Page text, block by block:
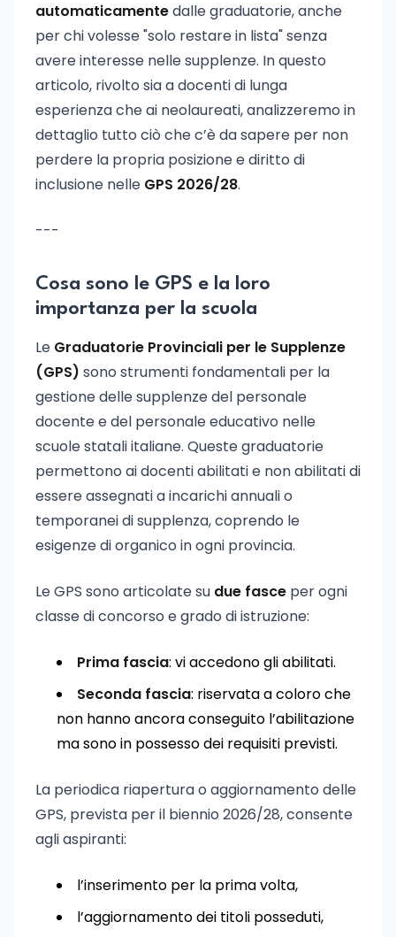
automaticamentedalle graduatorie, anche
per chi volesse "solo restare in lista" senza
avere interesse nelle supplenze. In questo
articolo, rivolto sia a docenti di lunga
esperienza che ai neolaureati, analizzeremo in
dettaglio tutto ciò che c’è da sapere per non
perdere la propria posizione e diritto di
inclusione nelle GPS 2026/28.
---
Cosa sono le GPS e la loro
importanza per la scuola
Le Graduatorie Provinciali per le Supplenze
(GPS) sono strumenti fondamentali per la
gestione delle supplenze del personale
docente e del personale educativo nelle
scuole statali italiane. Queste graduatorie
permettono ai docenti abilitati e non abilitati di
essere assegnati a incarichi annuali o
temporanei di supplenza, coprendo le
esigenze di organico in ogni provincia.
Le GPS sono articolate su due fasce per ogni
classe di concorso e grado di istruzione:
Prima fascia: vi accedono gli abilitati.
Seconda fascia: riservata a coloro che
non hanno ancora conseguito l’abilitazione
ma sono in possesso dei requisiti previsti.
La periodica riapertura o aggiornamento delle
GPS, prevista per il biennio 2026/28, consente
agli aspiranti:
l’inserimento per la prima volta,
l’aggiornamento dei titoli posseduti,